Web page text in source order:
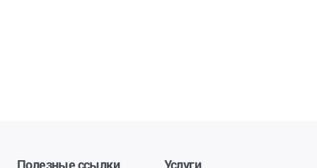
Полезные ссылки Услуги